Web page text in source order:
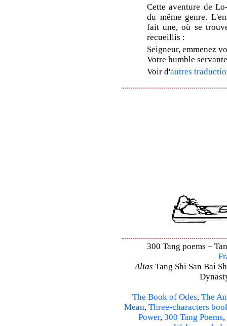
Cette aventure de
du même genre.
fait une, où se
recueillis :
Seigneur, emmenez
Votre humble
Voir d'autres
300 Tang poems –
Alias Tang Shi San Bai
The Book of Odes, The
Mean, Three-characters
Power, 300 Tang Poems,